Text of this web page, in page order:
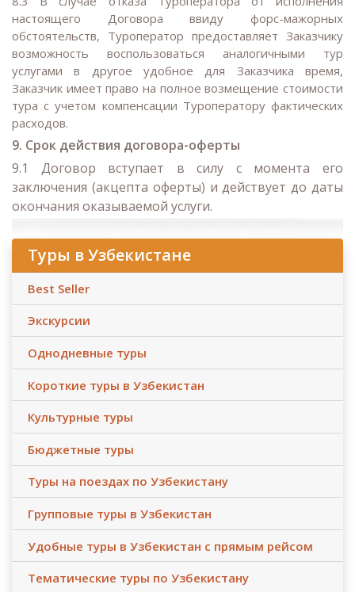
настоящего Договора ввиду форс-мажорных
обстоятельств, Туроператор предоставляет Заказчику
возможность воспользоваться аналогичными тур
услугами в другое удобное для Заказчика время,
Заказчик имеет право на полное возмещение стоимости
тура с учетом компенсации Туроператору фактических
расходов.
9. Срок действия договора-оферты
9.1 Договор вступает в силу с момента его
заключения (акцепта оферты) и действует до даты
окончания оказываемой услуги.
Туры в Узбекистане
Best Seller
Экскурсии
Однодневные туры
Короткие туры в Узбекистан
Культурные туры
Бюджетные туры
Туры на поездах по Узбекистану
Групповые туры в Узбекистан
Удобные туры в Узбекистан с прямым рейсом
Тематические туры по Узбекистану